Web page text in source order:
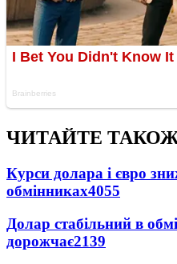
ЧИТАЙТЕ
Курси долара і євро
обмінниках4055
Долар стабільний в
дорожчає2139